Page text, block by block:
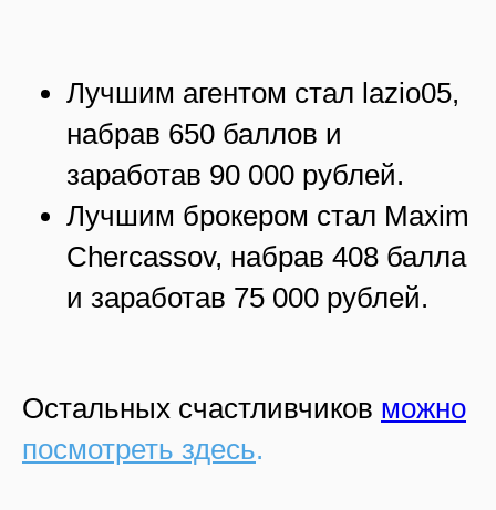
Лучшим агентом стал lazio05,
набрав 650 баллов и
заработав 90 000 рублей.
Лучшим брокером стал Maxim
Chercassov, набрав 408 балла
и заработав 75 000 рублей.
Остальных счастливчиков можно
посмотреть здесь.